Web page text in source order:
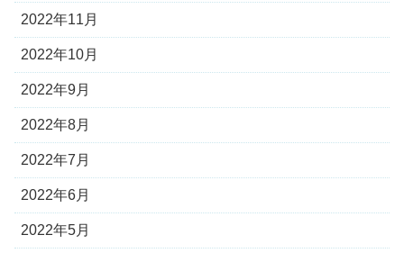
2022年11月
2022年10月
2022年9月
2022年8月
2022年7月
2022年6月
2022年5月